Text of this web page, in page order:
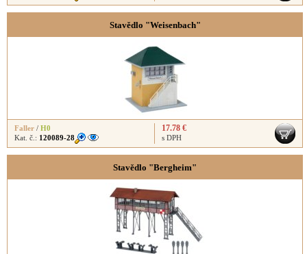
Stavědlo "Weisenbach"
Faller / H0
Kat. č.: 120089-28
17.78 €
s DPH
Stavědlo "Bergheim"